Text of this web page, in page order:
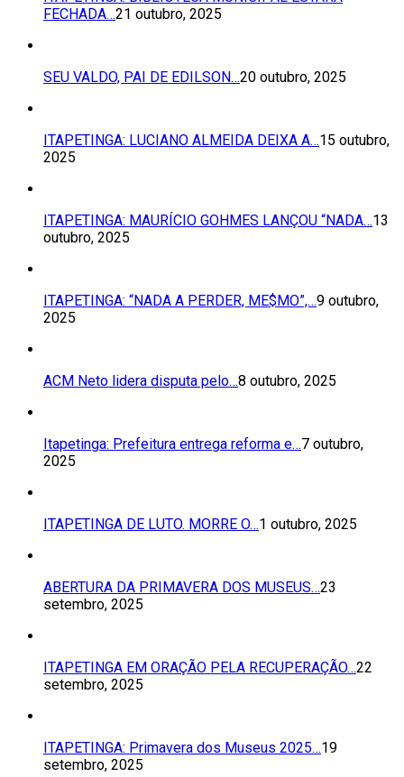
FECHADA…21 outubro, 2025
SEU VALDO, PAI DE EDILSON…20 outubro, 2025
ITAPETINGA: LUCIANO ALMEIDA DEIXA A…15 outubro,
2025
ITAPETINGA: MAURÍCIO GOHMES LANÇOU “NADA…13
outubro, 2025
ITAPETINGA: “NADA A PERDER, ME$MO”,…9 outubro,
2025
ACM Neto lidera disputa pelo…8 outubro, 2025
Itapetinga: Prefeitura entrega reforma e…7 outubro,
2025
ITAPETINGA DE LUTO. MORRE O…1 outubro, 2025
ABERTURA DA PRIMAVERA DOS MUSEUS…23
setembro, 2025
ITAPETINGA EM ORAÇÃO PELA RECUPERAÇÃO…22
setembro, 2025
ITAPETINGA: Primavera dos Museus 2025…19
setembro, 2025